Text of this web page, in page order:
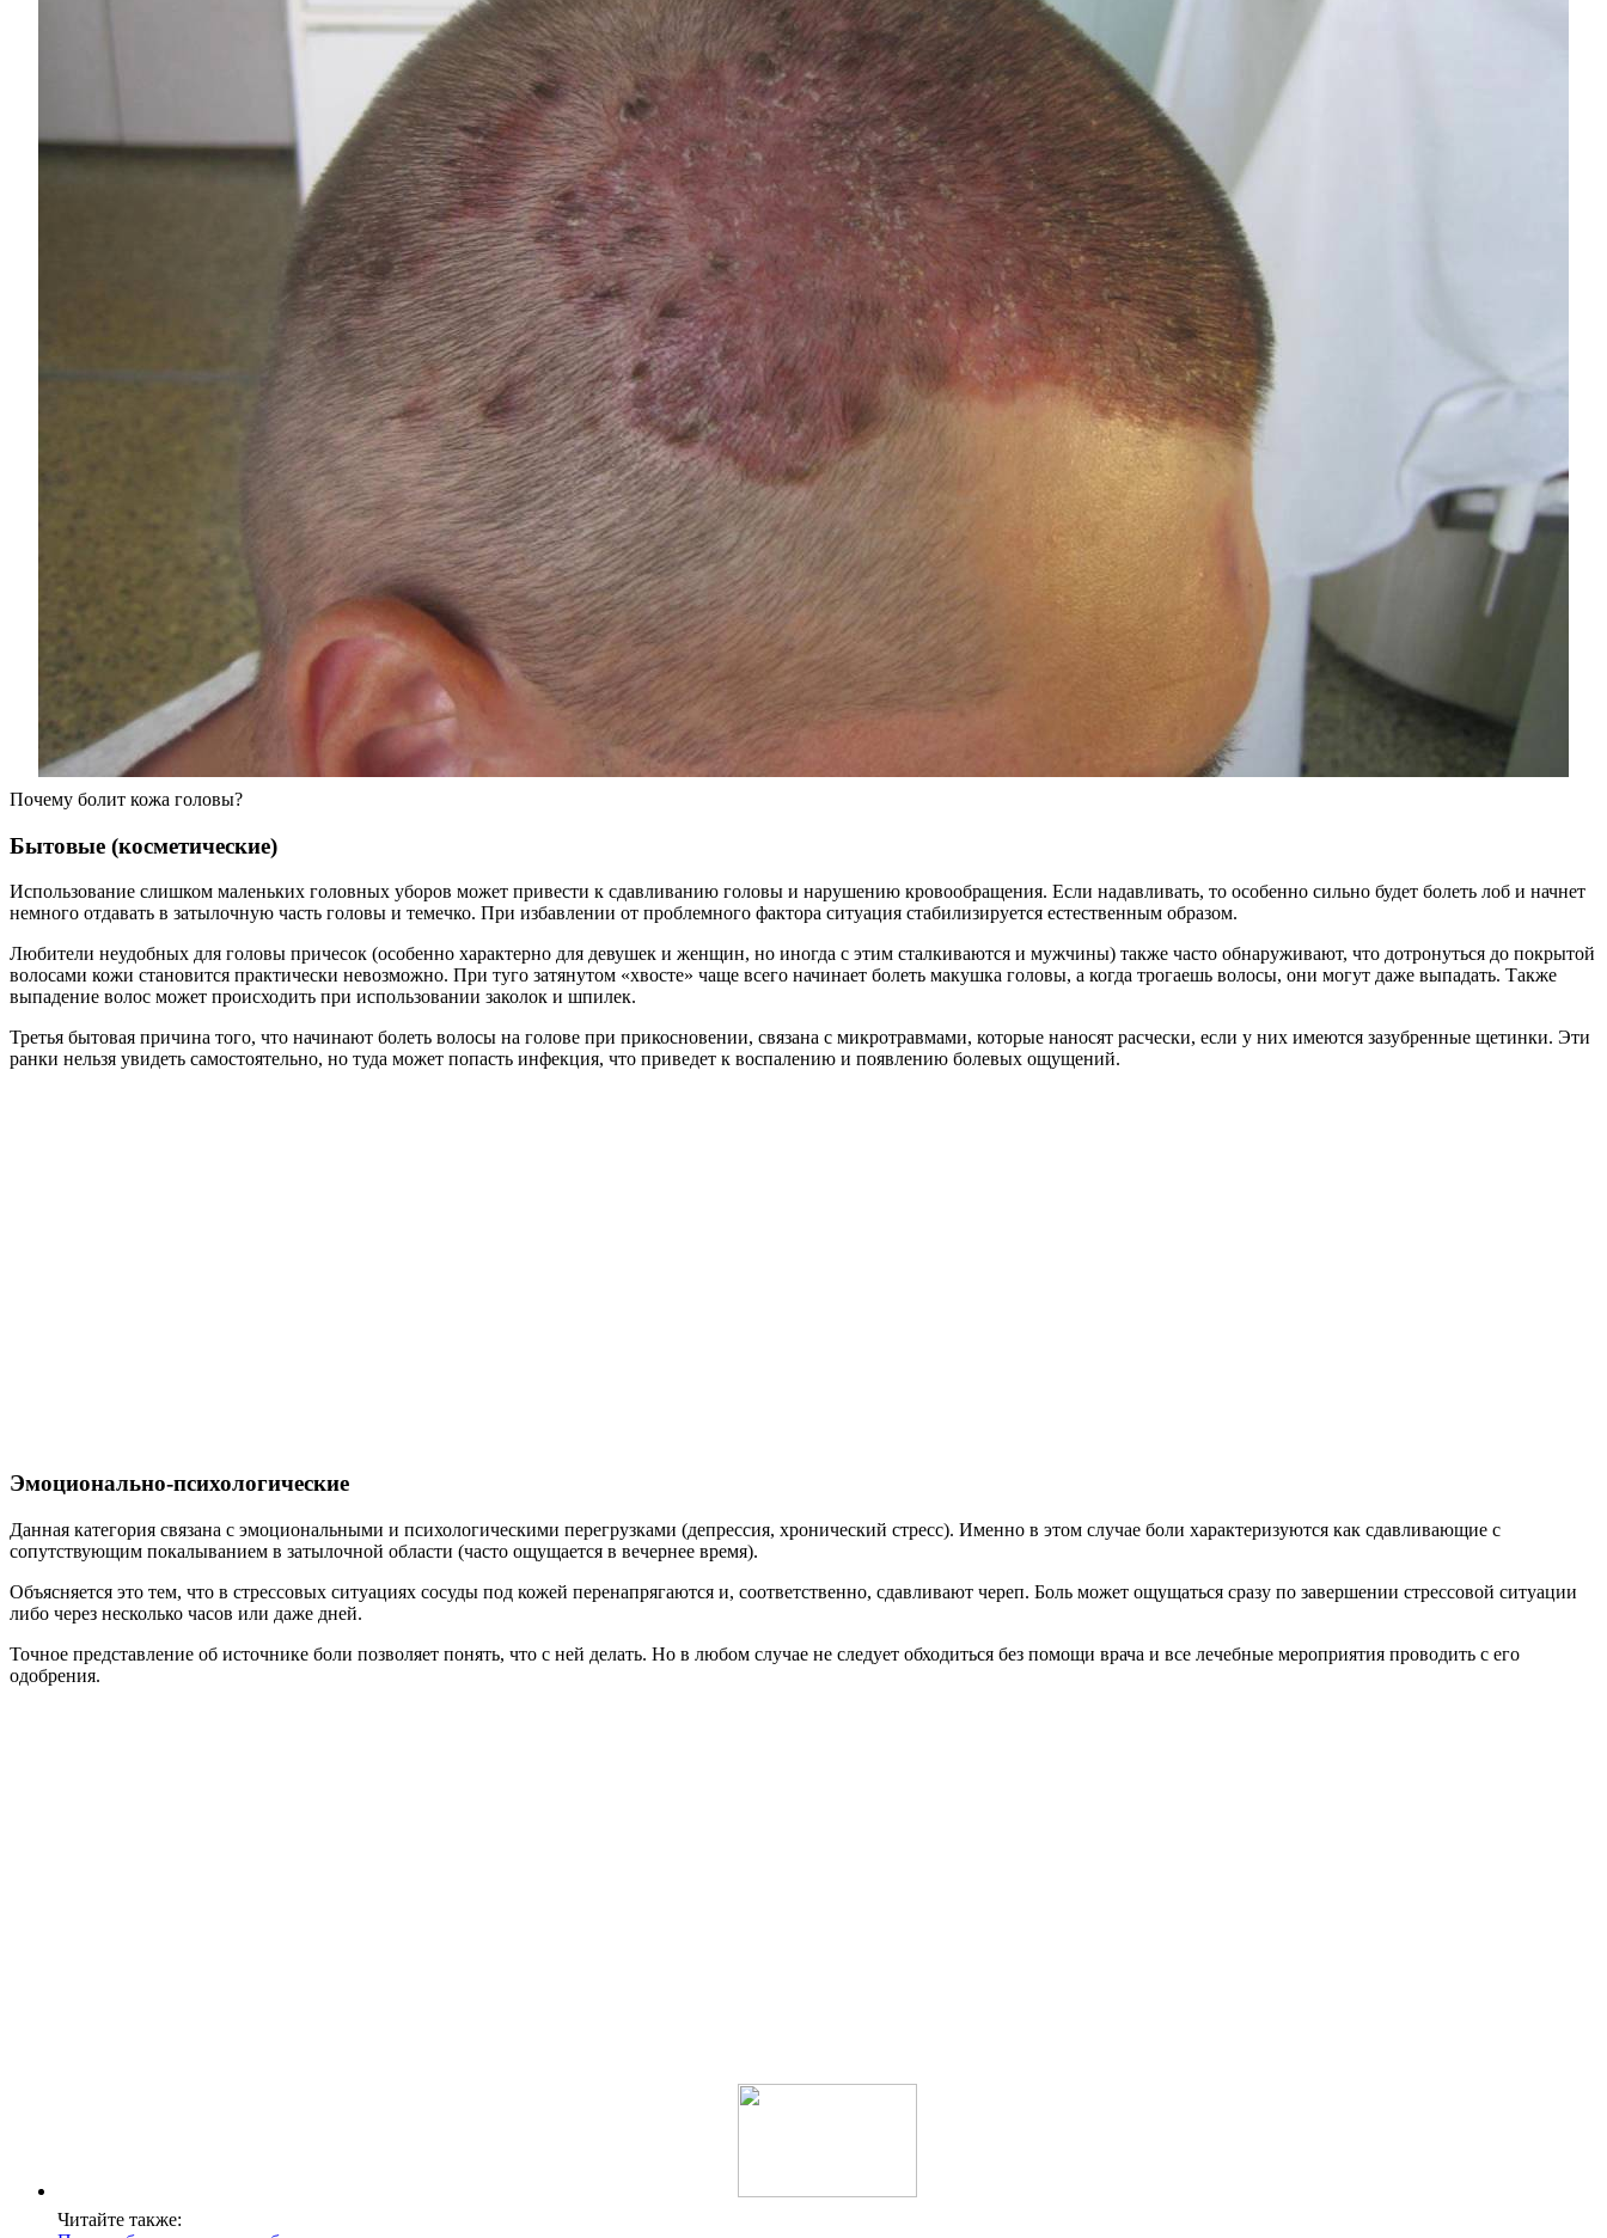
Почему болит кожа головы?
Бытовые (косметические)
Использование слишком маленьких головных уборов может привести к сдавливанию головы и нарушению кровообращения. Если надавливать, то особенно сильно будет болеть лоб и начнет
немного отдавать в затылочную часть головы и темечко. При избавлении от проблемного фактора ситуация стабилизируется естественным образом.
Любители неудобных для головы причесок (особенно характерно для девушек и женщин, но иногда с этим сталкиваются и мужчины) также часто обнаруживают, что дотронуться до покрытой
волосами кожи становится практически невозможно. При туго затянутом «хвосте» чаще всего начинает болеть макушка головы, а когда трогаешь волосы, они могут даже выпадать. Также
выпадение волос может происходить при использовании заколок и шпилек.
Третья бытовая причина того, что начинают болеть волосы на голове при прикосновении, связана с микротравмами, которые наносят расчески, если у них имеются зазубренные щетинки. Эти
ранки нельзя увидеть самостоятельно, но туда может попасть инфекция, что приведет к воспалению и появлению болевых ощущений.
Эмоционально-психологические
Данная категория связана с эмоциональными и психологическими перегрузками (депрессия, хронический стресс). Именно в этом случае боли характеризуются как сдавливающие с
сопутствующим покалыванием в затылочной области (часто ощущается в вечернее время).
Объясняется это тем, что в стрессовых ситуациях сосуды под кожей перенапрягаются и, соответственно, сдавливают череп. Боль может ощущаться сразу по завершении стрессовой ситуации
либо через несколько часов или даже дней.
Точное представление об источнике боли позволяет понять, что с ней делать. Но в любом случае не следует обходиться без помощи врача и все лечебные мероприятия проводить с его
одобрения.
Читайте также: